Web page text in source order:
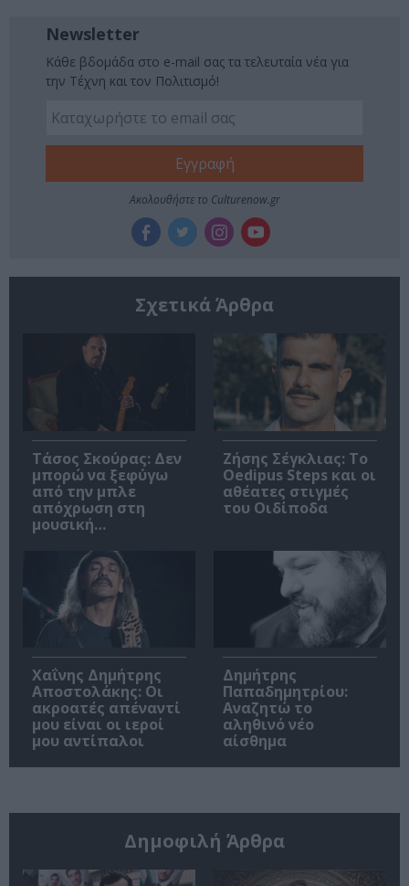
Newsletter
Κάθε βδομάδα στο e-mail σας τα τελευταία νέα για
την Τέχνη και τον Πολιτισμό!
Ακολουθήστε το Culturenow.gr
Σχετικά Άρθρα
Τάσος Σκούρας: Δεν
μπορώ να ξεφύγω
από την μπλε
απόχρωση στη
μουσική…
Ζήσης Σέγκλιας: Το
Oedipus Steps και οι
αθέατες στιγμές
του Οιδίποδα
Χαΐνης Δημήτρης
Αποστολάκης: Οι
ακροατές απέναντί
μου είναι οι ιεροί
μου αντίπαλοι
Δημήτρης
Παπαδημητρίου:
Αναζητώ το
αληθινό νέο
αίσθημα
Δημοφιλή Άρθρα